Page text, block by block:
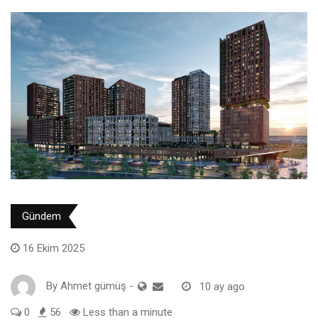
Gündem
16 Ekim 2025
By Ahmet gümüş - 10 ay ago
0 56 Less than a minute